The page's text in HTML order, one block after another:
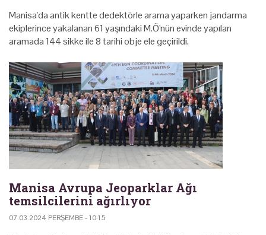
Manisa'da antik kentte dedektörle arama yaparken jandarma
ekiplerince yakalanan 61 yaşındaki M.Ö'nün evinde yapılan
aramada 144 sikke ile 8 tarihi obje ele geçirildi.
Manisa Avrupa Jeoparklar Ağı
temsilcilerini ağırlıyor
07.03.2024 PERŞEMBE - 10:15